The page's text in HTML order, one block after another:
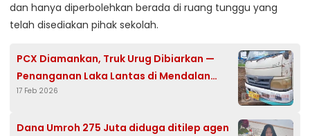
dan hanya diperbolehkan berada di ruang tunggu yang
telah disediakan pihak sekolah.
PCX Diamankan, Truk Urug Dibiarkan —
Penanganan Laka Lantas di Mendalan
Disorot
17 Feb 2026
Dana Umroh 275 Juta diduga ditilep agen